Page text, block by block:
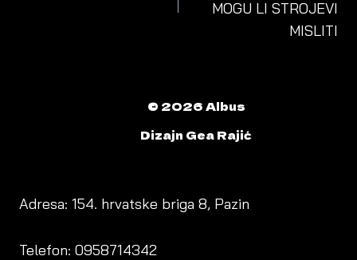
MOGU LI STROJEVI
MISLITI
© 2026 Albus
Dizajn Gea Rajić
Adresa: 154. hrvatske briga 8, Pazin
Telefon: 0958714342